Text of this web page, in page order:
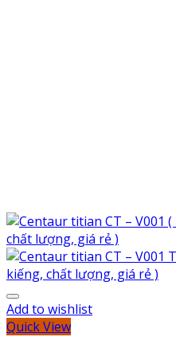
Add to wishlist
Quick View